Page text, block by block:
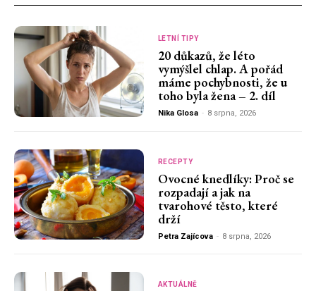
LETNÍ TIPY
20 důkazů, že léto
vymýšlel chlap. A pořád
máme pochybnosti, že u
toho byla žena – 2. díl
Nika Glosa - 8 srpna, 2026
RECEPTY
Ovocné knedlíky: Proč se
rozpadají a jak na
tvarohové těsto, které
drží
Petra Zajícova - 8 srpna, 2026
AKTUÁLNĚ